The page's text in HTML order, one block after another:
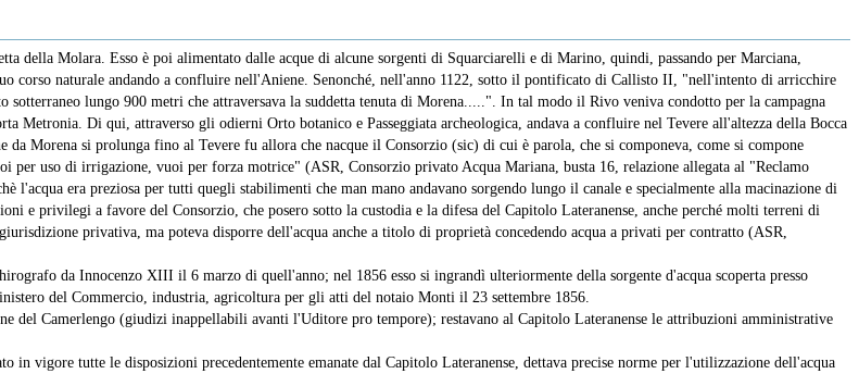
della Molara. Esso è poi alimentato dalle acque di alcune sorgenti di Squarciarelli e di Marino, quindi, passando per Marciana,
corso naturale andando a confluire nell'Aniene. Senonché, nell'anno 1122, sotto il pontificato di Callisto II, "nell'intento di arricchire
lungo 900 metri che attraversava la suddetta tenuta di Morena.....". In tal modo il Rivo veniva condotto per la campagna
Metronia. Di qui, attraverso gli odierni Orto botanico e Passeggiata archeologica, andava a confluire nel Tevere all'altezza della Bocca
Morena si prolunga fino al Tevere fu allora che nacque il Consorzio (sic) di cui è parola, che si componeva, come si compone
uso di irrigazione, vuoi per forza motrice" (ASR, Consorzio privato Acqua Mariana, busta 16, relazione allegata al "Reclamo
era preziosa per tutti quegli stabilimenti che man mano andavano sorgendo lungo il canale e specialmente alla macinazione di
e privilegi a favore del Consorzio, che posero sotto la custodia e la difesa del Capitolo Lateranense, anche perché molti terreni di
privativa, ma poteva disporre dell'acqua anche a titolo di proprietà concedendo acqua a privati per contratto (ASR,
da Innocenzo XIII il 6 marzo di quell'anno; nel 1856 esso si ingrandì ulteriormente della sorgente d'acqua scoperta presso
del Commercio, industria, agricoltura per gli atti del notaio Monti il 23 settembre 1856.
Camerlengo (giudizi inappellabili avanti l'Uditore pro tempore); restavano al Capitolo Lateranense le attribuzioni amministrative
vigore tutte le disposizioni precedentemente emanate dal Capitolo Lateranense, dettava precise norme per l'utilizzazione dell'acqua